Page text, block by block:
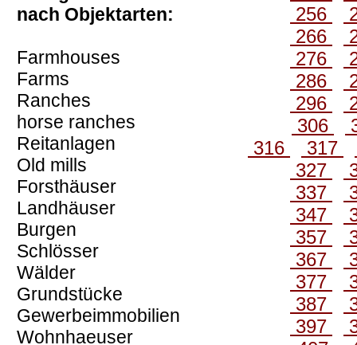
nach Objektarten:
Farmhouses
Farms
Ranches
horse ranches
Reitanlagen
Old mills
Forsthäuser
Landhäuser
Burgen
Schlösser
Wälder
Grundstücke
Gewerbeimmobilien
Wohnhaeuser
256
266
276
286
296
306
316
317
327
337
347
357
367
377
387
397